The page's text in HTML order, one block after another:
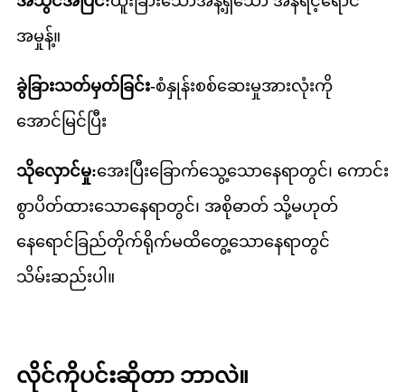
အမှုန့်။
ခွဲခြားသတ်မှတ်ခြင်း-စံနှုန်းစစ်ဆေးမှုအားလုံးကို
အောင်မြင်ပြီး
သိုလှောင်မှု:အေးပြီးခြောက်သွေ့သောနေရာတွင်၊ ကောင်း
စွာပိတ်ထားသောနေရာတွင်၊ အစိုဓာတ် သို့မဟုတ်
နေရောင်ခြည်တိုက်ရိုက်မထိတွေ့သောနေရာတွင်
သိမ်းဆည်းပါ။
လိုင်ကိုပင်းဆိုတာ ဘာလဲ။